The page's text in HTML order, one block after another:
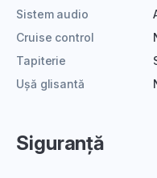
Sistem audio
Cruise control
Tapiterie
Ușă glisantă
Siguranță